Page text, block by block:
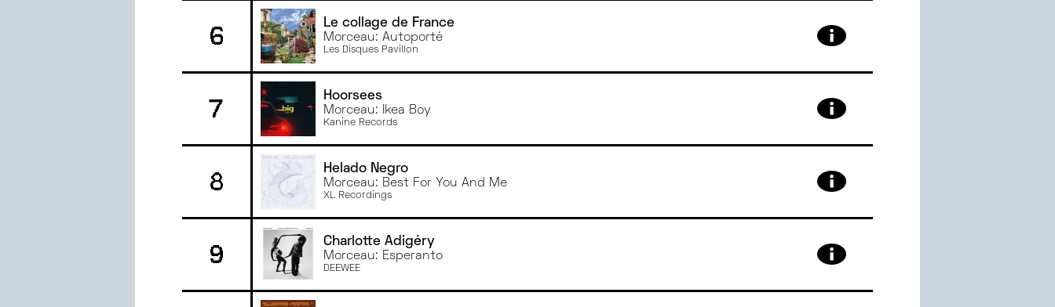
AVRIL
2023
2023
2023
JANVIER
2023
MAI2022
MARS
2022
6 Le collage de France
Morceau: Autoporté
Les Disques Pavillon
7 Hoorsees
Morceau: Ikea Boy
Kanine Records
8 Helado Negro
Morceau: Best For You And Me
XL Recordings
9 Charlotte Adigéry
Morceau: Esperanto
DEEWEE